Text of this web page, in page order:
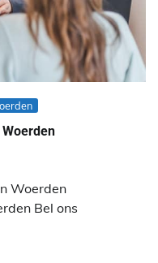
Woerden
Woerden
Bel ons